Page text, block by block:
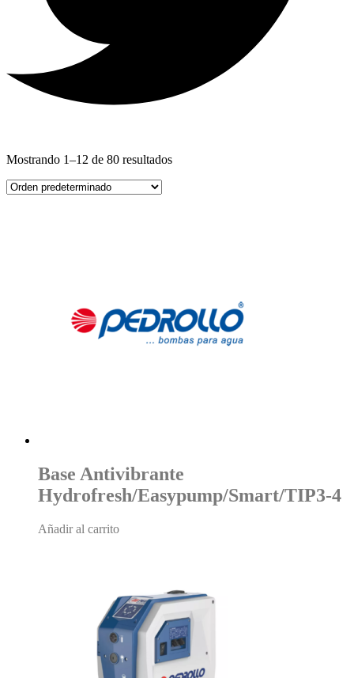
Mostrando 1–12 de 80 resultados
Base Antivibrante
Hydrofresh/Easypump/Smart/TIP3-4
Añadir al carrito